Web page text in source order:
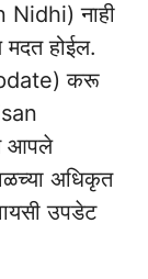
नाही
मदत होईल.
करू
आपले
अधिकृत
उपडेट